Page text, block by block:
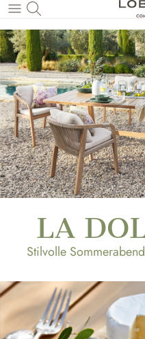
Zum Hauptinhalt springen
LA
Stilvolle